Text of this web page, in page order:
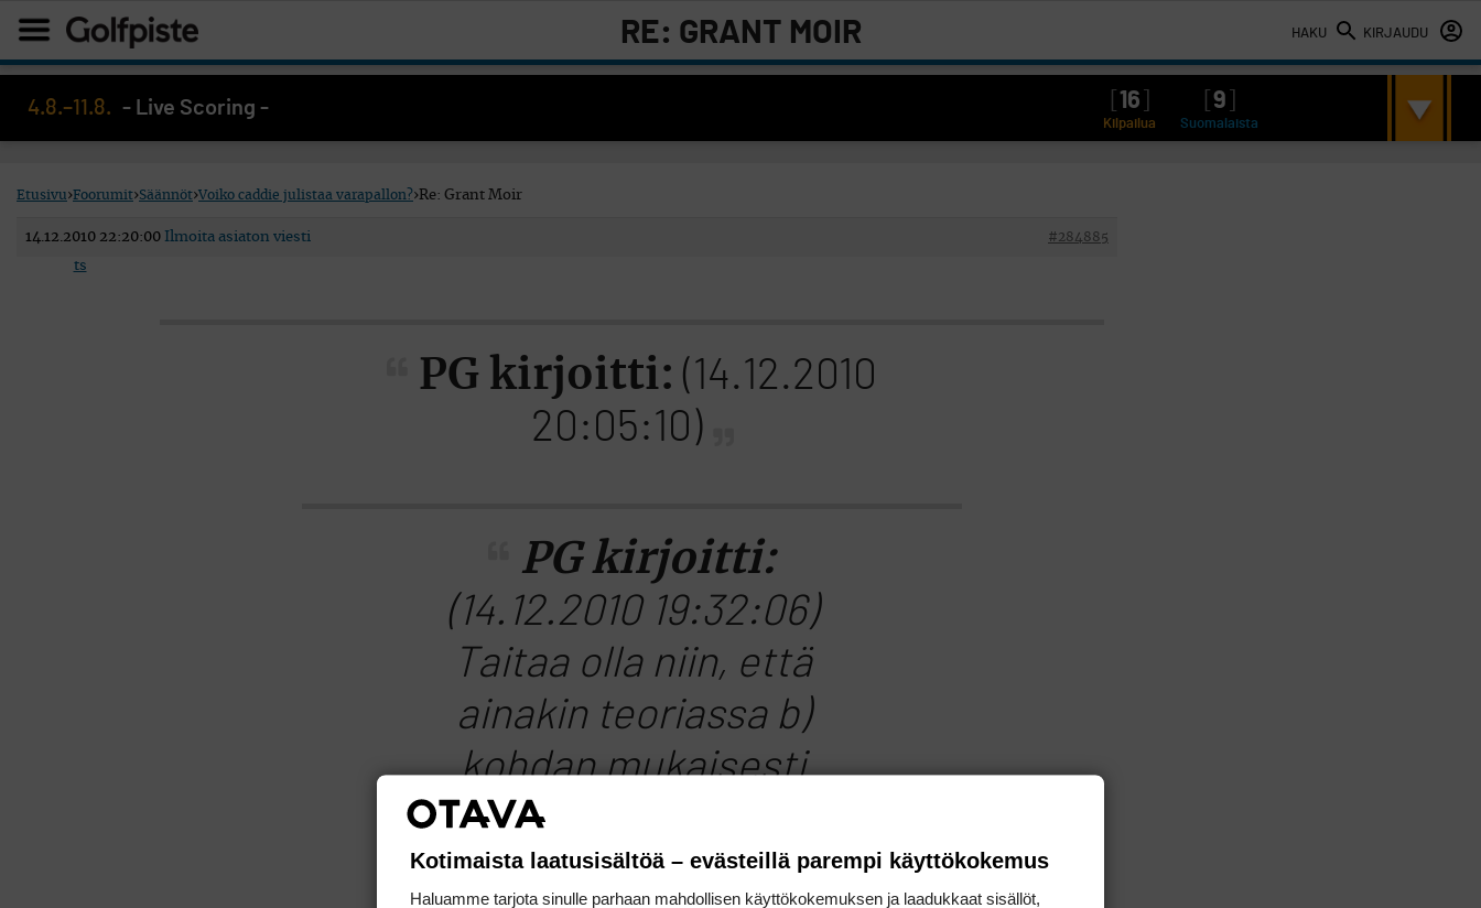
HAKU KIRJAUDU
RE: GRANT MOIR
4.8.–11.8. - Live Scoring - 16 9
Kilpailua Suomalaista
Etusivu›Foorumit›Säännöt›Voiko caddie julistaa varapallon?›Re: Grant Moir
14.12.2010 22:20:00 #284885
Ilmoita asiaton viesti
ts
PG kirjoitti: (14.12.2010
20:05:10)
PG kirjoitti:
(14.12.2010 19:32:06)
Taitaa olla niin, että
ainakin teoriassa b)
kohdan mukaisesti
voidaan toimia
jos…
Kotimaista laatusisältöä – evästeillä parempi käyttökokemus
Haluamme tarjota sinulle parhaan mahdollisen käyttökokemuksen ja laadukkaat sisällöt,